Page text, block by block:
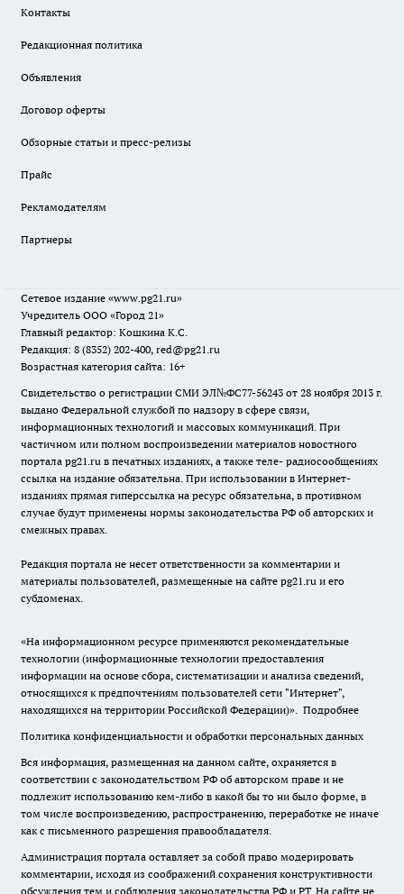
Контакты
Редакционная политика
Объявления
Договор оферты
Обзорные статьи и пресс-релизы
Прайс
Рекламодателям
Партнеры
Сетевое издание «www.pg21.ru»
Учредитель ООО «Город 21»
Главный редактор: Кошкина К.С.
Редакция: 8 (8352) 202-400, red@pg21.ru
Возрастная категория сайта: 16+
Свидетельство о регистрации СМИ ЭЛ№ФС77-56243 от 28 ноября 2013 г.
выдано Федеральной службой по надзору в сфере связи,
информационных технологий и массовых коммуникаций. При
частичном или полном воспроизведении материалов новостного
портала pg21.ru в печатных изданиях, а также теле- радиосообщениях
ссылка на издание обязательна. При использовании в Интернет-
изданиях прямая гиперссылка на ресурс обязательна, в противном
случае будут применены нормы законодательства РФ об авторских и
смежных правах.
Редакция портала не несет ответственности за комментарии и
материалы пользователей, размещенные на сайте pg21.ru и его
субдоменах.
«На информационном ресурсе применяются рекомендательные
технологии (информационные технологии предоставления
информации на основе сбора, систематизации и анализа сведений,
относящихся к предпочтениям пользователей сети "Интернет",
находящихся на территории Российской Федерации)». Подробнее
Политика конфиденциальности и обработки персональных данных
Вся информация, размещенная на данном сайте, охраняется в
соответствии с законодательством РФ об авторском праве и не
подлежит использованию кем-либо в какой бы то ни было форме, в
том числе воспроизведению, распространению, переработке не иначе
как с письменного разрешения правообладателя.
Администрация портала оставляет за собой право модерировать
комментарии, исходя из соображений сохранения конструктивности
обсуждения тем и соблюдения законодательства РФ и РТ. На сайте не